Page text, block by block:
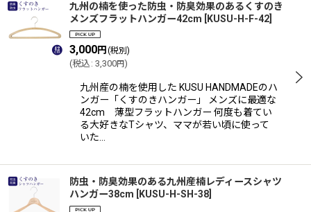
九州の楠を使った防虫・防臭効果のあるくすのき
メンズフラットハンガー42cm
KUSU-H-F-42
3,000円 (税別)
(税込 : 3,300円)
九州産の楠を使用した KUSU HANDMADEのハ
ンガー「くすのきハンガー」 メンズに最適な
42cm 薄型フラットハンガー 何度も着てい
る大好きなTシャツ、ママが若い頃に使って
いた…
防虫・防臭効果のある九州産楠レディースシャツ
ハンガー38cm
KUSU-H-SH-38